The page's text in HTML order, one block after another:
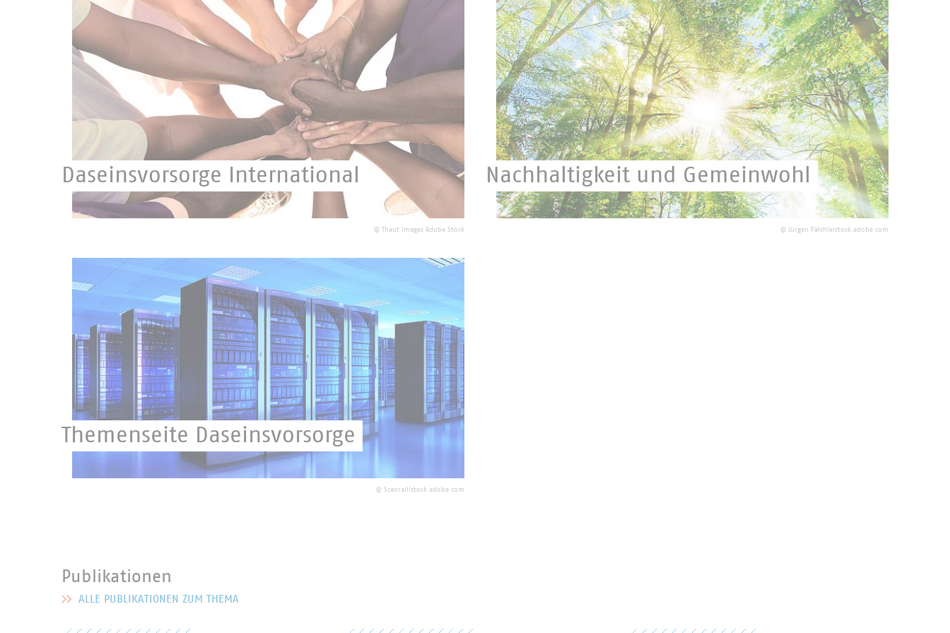
Daseinsvorsorge International
In der Region und darüber hinaus engagiert
© Thaut Images Adobe Stock
Nachhaltigkeit und Gemeinwohl
Der Generation von Morgen verpflichtet.
© Jürgen Fälchle/stock.adobe.com
Themenseite Daseinsvorsorge
Höchste Priorität für den Schutz Ihrer Daten.
© Scanrail/stock.adobe.com
Publikationen
MEHR ZU PUBLIKATIONEN
ALLE PUBLIKATIONEN ZUM THEMA